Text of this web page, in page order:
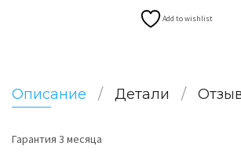
Add to wishlist
Описание Детали
Гарантия 3 месяца